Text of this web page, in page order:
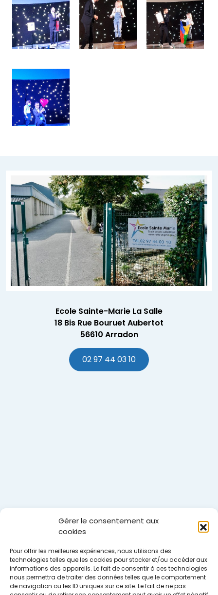
Gérer le consentement aux
cookies
Pour offrir les meilleures expériences, nous utilisons des
technologies telles que les cookies pour stocker et/ou accéder aux
informations des appareils. Le fait de consentir à ces technologies
nous permettra de traiter des données telles que le comportement
de navigation ou les ID uniques sur ce site. Le fait de ne pas
Ecole Sainte-Marie La Salle
18 Bis Rue Bouruet Aubertot
56610 Arradon
02 97 44 03 10